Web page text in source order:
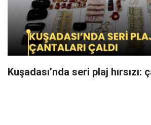
Kuşadası’nda seri plaj hırsızı: